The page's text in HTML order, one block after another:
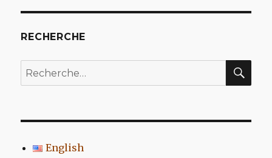
RECHERCHE
Recherche
pour
English